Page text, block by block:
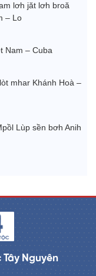
lơh jăt lơh broă
– Lo
Nam – Cuba
mhar Khánh Hoà –
Lùp sền bơh Anih
Nguyên